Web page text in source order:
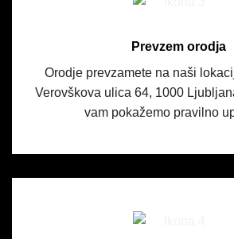
Prevzem orodja
Orodje prevzamete na naši
Verovškova ulica 64, 1000
vam pokažemo pravilno